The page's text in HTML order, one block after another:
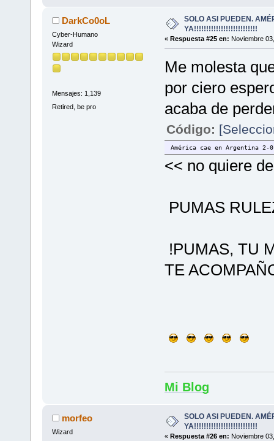
DarkCo0oL
Cyber-Humano
Wizard
Mensajes: 1,139
Retired, be pro
SOLO ASI PUEDEN.
YA!!!!!!!!!!!!!!!!!!!!!!!!!!
« Respuesta #25 en: Noviembre
Me molesta
por ciero
acaba de
Código:
América cae en Argentina
<< no quiere
PUMAS
!PUMAS, TU
TE
Mi Blog
morfeo
Wizard
SOLO ASI PUEDEN.
YA!!!!!!!!!!!!!!!!!!!!!!!!!!
« Respuesta #26 en: Noviembre